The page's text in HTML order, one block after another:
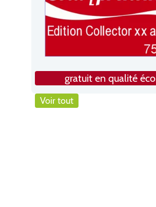
gratuit en qualité éco
Voir tout